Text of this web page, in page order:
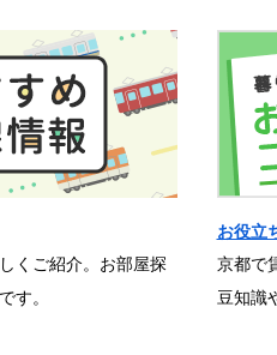
くご紹介。お部屋探
す。
お役立
京都で
豆知識